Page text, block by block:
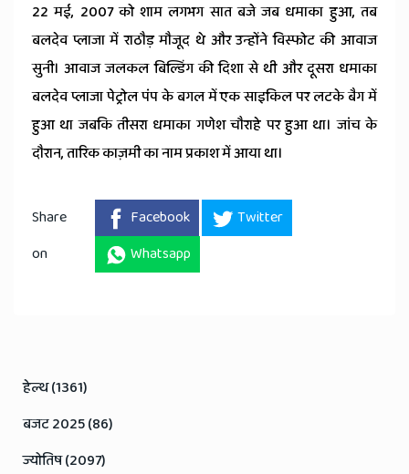
22 मई, 2007 को शाम लगभग सात बजे जब धमाका हुआ, तब
बलदेव प्लाजा में राठौड़ मौजूद थे और उन्होंने विस्फोट की आवाज
सुनी। आवाज जलकल बिल्डिंग की दिशा से थी और दूसरा धमाका
बलदेव प्लाजा पेट्रोल पंप के बगल में एक साइकिल पर लटके बैग में
हुआ था जबकि तीसरा धमाका गणेश चौराहे पर हुआ था। जांच के
दौरान, तारिक काज़मी का नाम प्रकाश में आया था।
Share
on
Facebook
Twitter
Whatsapp
हेल्थ (1361)
बजट 2025 (86)
ज्योतिष (2097)